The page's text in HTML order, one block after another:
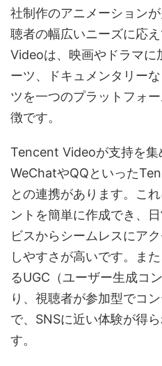
社制作のアニメーション
聴者の幅広いニーズに応
Videoは、映画やドラマに
ーツ、ドキュメンタリー
ツを一つのプラットフォ
徴です。
Tencent Videoが支持を集
WeChatやQQといった
との連携があります。こ
ントを簡単に作成でき、
ビスからシームレスにア
しやすさが高いです。ま
るUGC（ユーザー生成コ
り、視聴者が参加型でコ
で、SNSに近い体験が得
す。